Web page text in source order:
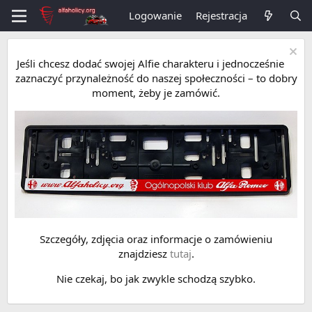
Logowanie Rejestracja
Jeśli chcesz dodać swojej Alfie charakteru i jednocześnie
zaznaczyć przynależność do naszej społeczności – to dobry
moment, żeby je zamówić.
Szczegóły, zdjęcia oraz informacje o zamówieniu
znajdziesz tutaj.
Nie czekaj, bo jak zwykle schodzą szybko.